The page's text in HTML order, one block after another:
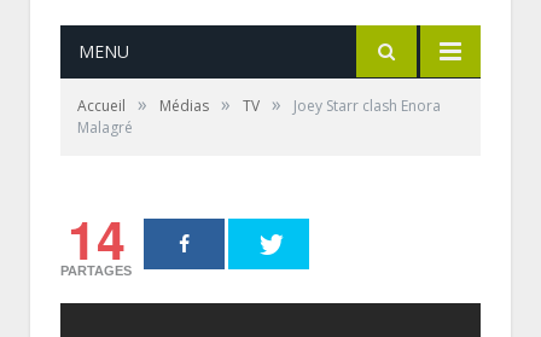
MENU
Accueil » Médias » TV »
Joey Starr clash Enora
Malagré
14
PARTAGES